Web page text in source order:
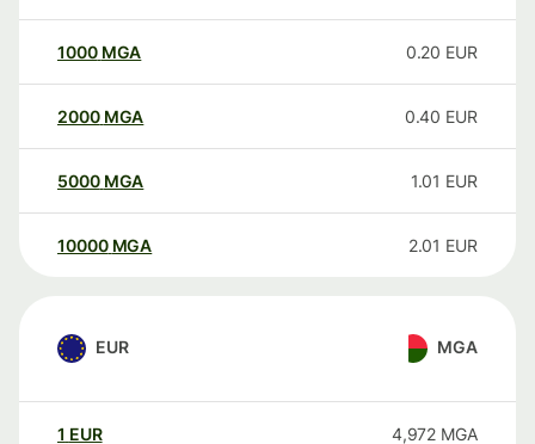
1000 MGA 0.20 EUR
2000 MGA 0.40 EUR
5000 MGA 1.01 EUR
10000 MGA 2.01 EUR
EUR MGA
1 EUR 4,972 MGA